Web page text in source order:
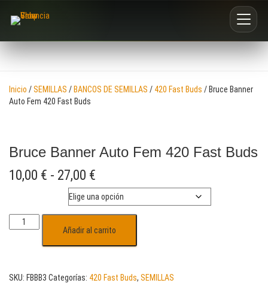
Nosotros
Inicio /SEMILLAS / BANCOS DE SEMILLAS / 420 Fast Buds / Bruce Banner
Auto Fem 420 Fast Buds
Bruce Banner Auto Fem 420 Fast Buds
10,00 € - 27,00 €
Añadir al carrito
SKU: FBBB3 Categorías: 420 Fast Buds, SEMILLAS